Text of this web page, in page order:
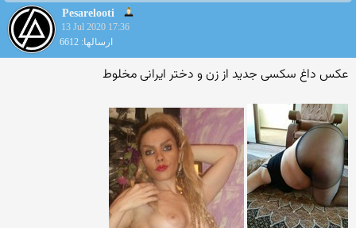
Pesarelooti
13 Jul 2020 17:36
ارسالها: 6612
عکس داغ سکسی جدید از زن و دختر ایرانی مخلوط